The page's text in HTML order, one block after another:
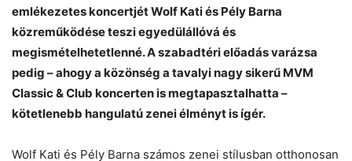
emlékezetes koncertjét Wolf Kati és Pély Barna
közreműködése teszi egyedülállóvá és
megismételhetetlenné. A szabadtéri előadás varázsa
pedig – ahogy a közönség a tavalyi nagy sikerű MVM
Classic & Club koncerten is megtapasztalhatta –
kötetlenebb hangulatú zenei élményt is ígér.
Wolf Kati és Pély Barna számos zenei stílusban otthonosan